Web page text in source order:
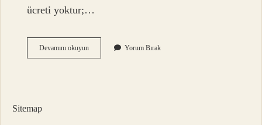
ücreti yoktur;…
Devamını okuyunObilet
Bilet
Yorum Bırak
Sitemap